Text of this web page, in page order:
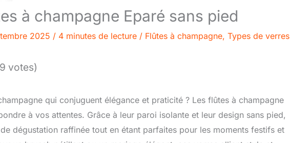
à champagne Eparé sans pied
2025 / 4 minutes de lecture / Flûtes à champagne, Types de verres
votes)
qui conjuguent élégance et praticité ? Les flûtes à champagne
à vos attentes. Grâce à leur paroi isolante et leur design sans pied,
dégustation raffinée tout en étant parfaites pour les moments festifs et